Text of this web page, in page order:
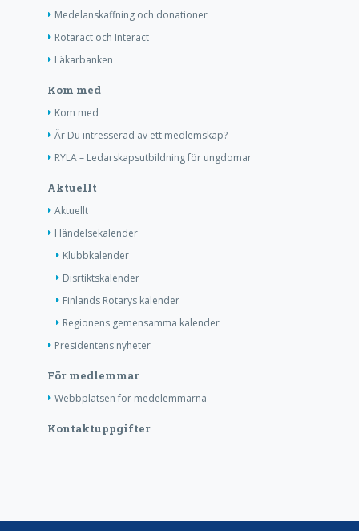
Medelanskaffning och donationer
Rotaract och Interact
Läkarbanken
Kom med
Kom med
Är Du intresserad av ett medlemskap?
RYLA – Ledarskapsutbildning för ungdomar
Aktuellt
Aktuellt
Händelsekalender
Klubbkalender
Disrtiktskalender
Finlands Rotarys kalender
Regionens gemensamma kalender
Presidentens nyheter
För medlemmar
Webbplatsen för medelemmarna
Kontaktuppgifter